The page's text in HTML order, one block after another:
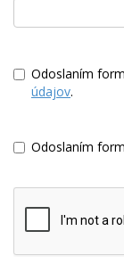
Odoslaním
údajov.
Odoslaním